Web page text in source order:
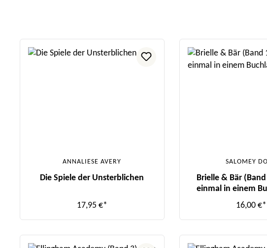
ANNALIESE AVERY
Die Spiele der Unsterblichen
17,95 €*
SALOMEY
Brielle & Bär
einmal in einem
16,00 €*